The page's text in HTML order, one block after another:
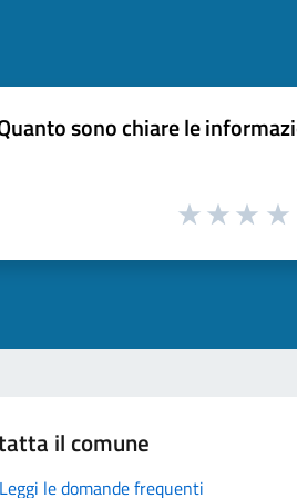
sono chiare le
il comune
Leggi le domande frequenti